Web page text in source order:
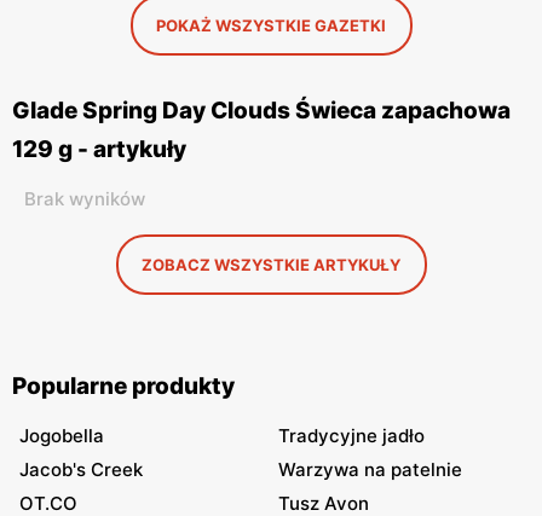
POKAŻ WSZYSTKIE GAZETKI
Glade Spring Day Clouds Świeca zapachowa
129 g - artykuły
Brak wyników
ZOBACZ WSZYSTKIE ARTYKUŁY
Popularne produkty
Jogobella
Tradycyjne jadło
Jacob's Creek
Warzywa na patelnie
OT.CO
Tusz Avon